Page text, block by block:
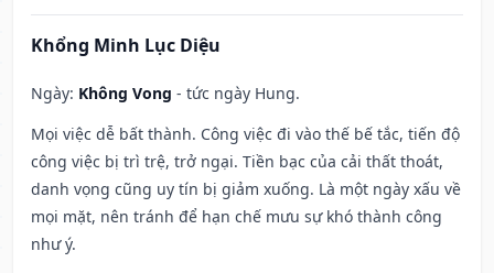
Khổng Minh Lục Diệu
Ngày: Không Vong - tức ngày Hung.
Mọi việc dễ bất thành. Công việc đi vào thế bế tắc, tiến độ
công việc bị trì trệ, trở ngại. Tiền bạc của cải thất thoát,
danh vọng cũng uy tín bị giảm xuống. Là một ngày xấu về
mọi mặt, nên tránh để hạn chế mưu sự khó thành công
như ý.